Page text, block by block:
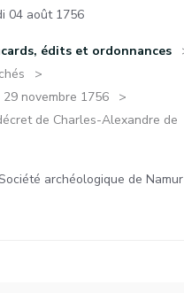
04 août 1756
édits et ordonnances
novembre 1756
de Charles-Alexandre de
archéologique de Namur